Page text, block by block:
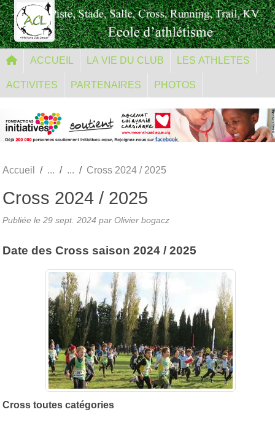
ACCUEIL LA VIE DU CLUB LES ATHLETES
ACTIVITES PARTENAIRES PHOTOS
Accueil Cross 2024 / 2025
Cross 2024 / 2025
Publiée le 29 sept. 2024 par Olivier bogacz
Date des Cross saison 2024 / 2025
Cross toutes catégories
Panneau de gestion des cookies